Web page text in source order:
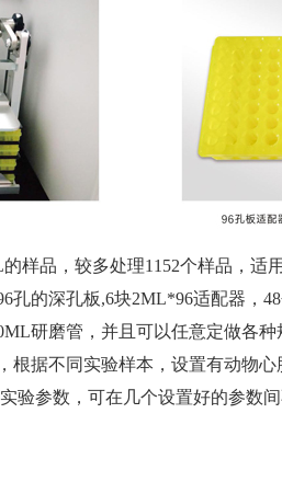
样品，较多处理1152个样品，适
孔的深孔板,6块2ML*96适配器，
研磨管，并且可以任意定做各种
根据不同实验样本，设置有动物心
验参数，可在几个设置好的参数